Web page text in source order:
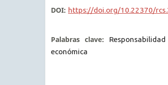
DOI: https://doi.org/10.22370/
Palabras clave:
económica